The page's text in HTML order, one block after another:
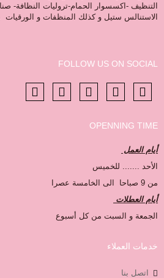
التنظيف -اكسسوار الحمام-تروليات النظافة-
الاستنالس ستيل و كذلك المنظفات و الورقيات
FOLLOW US ON SOCIAL
OPENNING TIME
أيام العمل
الأحد ....... للخميس
من 9 صباحا الى الخامسة عصرا
أيام العطلات
الجمعة و السبت من كل أسبوع
خدمات العملاء
اتصل بنا